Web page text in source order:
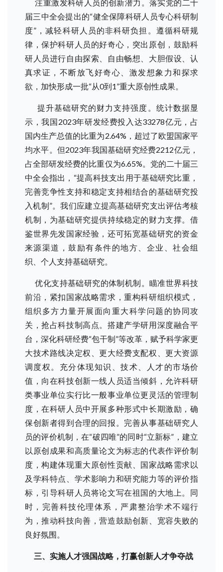
注重激发科研人员的创新潜力。落实党的二十
届三中全会提出的“健全保障科研人员专心科研制
度”，减轻科研人员的非科研负担。遵循科研规
律，保护科研人员的好奇心，突出原创，鼓励科
研人员进行自由探索、自由畅想、大胆假设、认
真求证，不断放飞好奇心、激发想象力和探求
欲，加快形成一批“从0到1”重大原创性成果。
提升基础研究的财力支持强度。统计数据显
示，我国2023年研发经费投入达33278亿元，占
国内生产总值的比重为2.64%，超过了欧盟国家平
均水平。但2023年我国基础研究经费2212亿元，
占全部研发经费的比重仅为6.65%。党的二十届三
中全会指出，“提高科技支出用于基础研究比重，
完善竞争性支持和稳定支持相结合的基础研究投
入机制”。我们应建立提高基础研究支出评估考核
机制，为基础研究提供持续稳定的财力支撑。借
鉴世界先发国家经验，还可拓宽基础研究的资金
来源渠道，鼓励有条件的地方、企业、社会组
织、个人支持基础研究。
优化支持基础研究的体制机制。瞄准世界科技
前沿，紧扣国家战略需求，重构科研组织模式，
组织多方力量开展面向重大科学问题的协同攻
关，抢占科技制高点。搭建产学研用深度融合平
台，深化科研经费“包干制”等改革，赋予科学家更
大技术路线决定权、更大经费支配权、更大资源
调度权。充分体现知识、技术、人才的市场价
值，向在科技创新一线人员适当倾斜，允许科研
类事业单位实行比一般事业单位更灵活的管理制
度，在科研人员中开展多种形式中长期激励，确
保创新者得到合理的回报。完善从事基础研究人
员的评价机制，在“破四唯”的同时“立新标”，建立
以原创成果和高质量论文为标志的代表作评价制
度，构建体现重大原创性贡献、国家战略需求以
及学科特点、学术影响力和研究能力等的评价指
标，引导科研人员将论文写在祖国的大地上。同
时，完善科技伦理体系，严肃整治学术不端行
为，推动科技向善，营造鼓励创新、宽容失败的
良好氛围。
三、实施人才强国战略，打赢创新人才争夺战